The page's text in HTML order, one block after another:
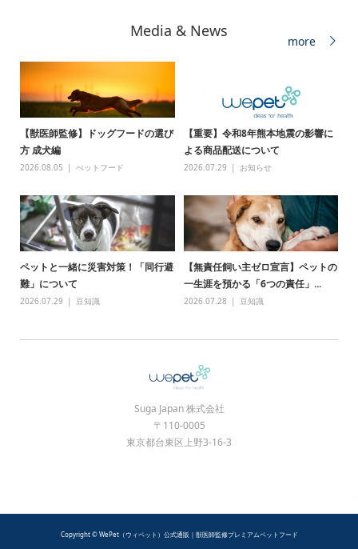
Media & News
more
【獣医師監修】ドッグフードの選び
方 成犬編
2026.08.05 ぺットフード
【重要】令和8年熊本地震の影響に
よる商品配送について
2026.07.29 お知らせ
ペットと一緒に災害対策！「同行避
難」について
2026.07.29 豆知識
【無責任飼い主ゼロ宣言】ペットの
一生涯を預かる「6つの責任」...
2026.07.28 豆知識
Suga Japan 株式会社
〒110-0005
東京都台東区上野3-16-3
Copyright © WePet（ウィペット）公式通販｜獣医師監修プレミアムペットフード